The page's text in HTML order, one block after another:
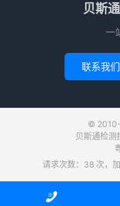
贝斯
一
联系我们
©
贝斯通检测
请求次数：38 次，
